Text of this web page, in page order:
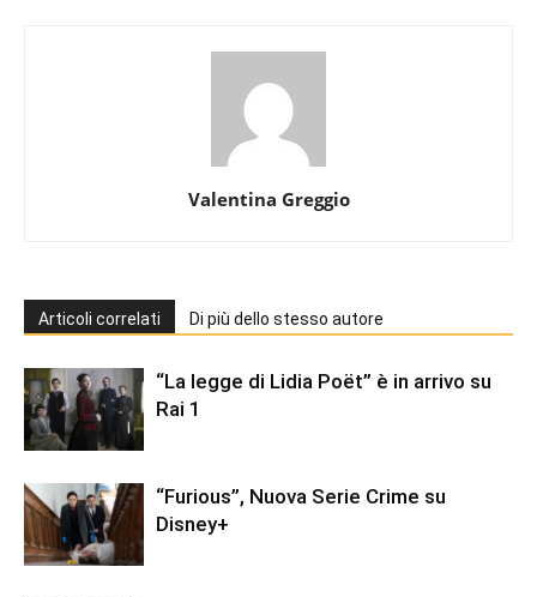
Valentina Greggio
Articoli correlati Di più dello stesso autore
“La legge di Lidia Poët” è in arrivo su
Rai 1
“Furious”, Nuova Serie Crime su
Disney+